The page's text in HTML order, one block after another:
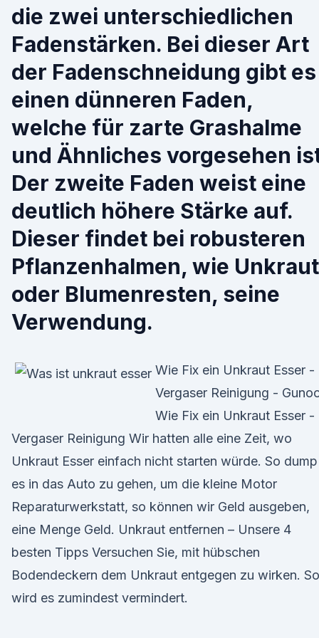
die zwei unterschiedlichen
Fadenstärken. Bei dieser Art
der Fadenschneidung gibt es
einen dünneren Faden,
welche für zarte Grashalme
und Ähnliches vorgesehen
Der zweite Faden weist eine
deutlich höhere Stärke auf.
Dieser findet bei robusteren
Pflanzenhalmen, wie Unkraut
oder Blumenresten, seine
Verwendung.
Wie Fix ein Unkraut Esser -
Vergaser Reinigung -
Wie Fix ein Unkraut Esser -
Vergaser Reinigung Wir hatten alle eine Zeit, wo
Unkraut Esser einfach nicht starten würde. So dump
es in das Auto zu gehen, um die kleine Motor
Reparaturwerkstatt, so können wir Geld ausgeben,
eine Menge Geld. Unkraut entfernen – Unsere 4
besten Tipps Versuchen Sie, mit hübschen
Bodendeckern dem Unkraut entgegen zu wirken. So
wird es zumindest vermindert.